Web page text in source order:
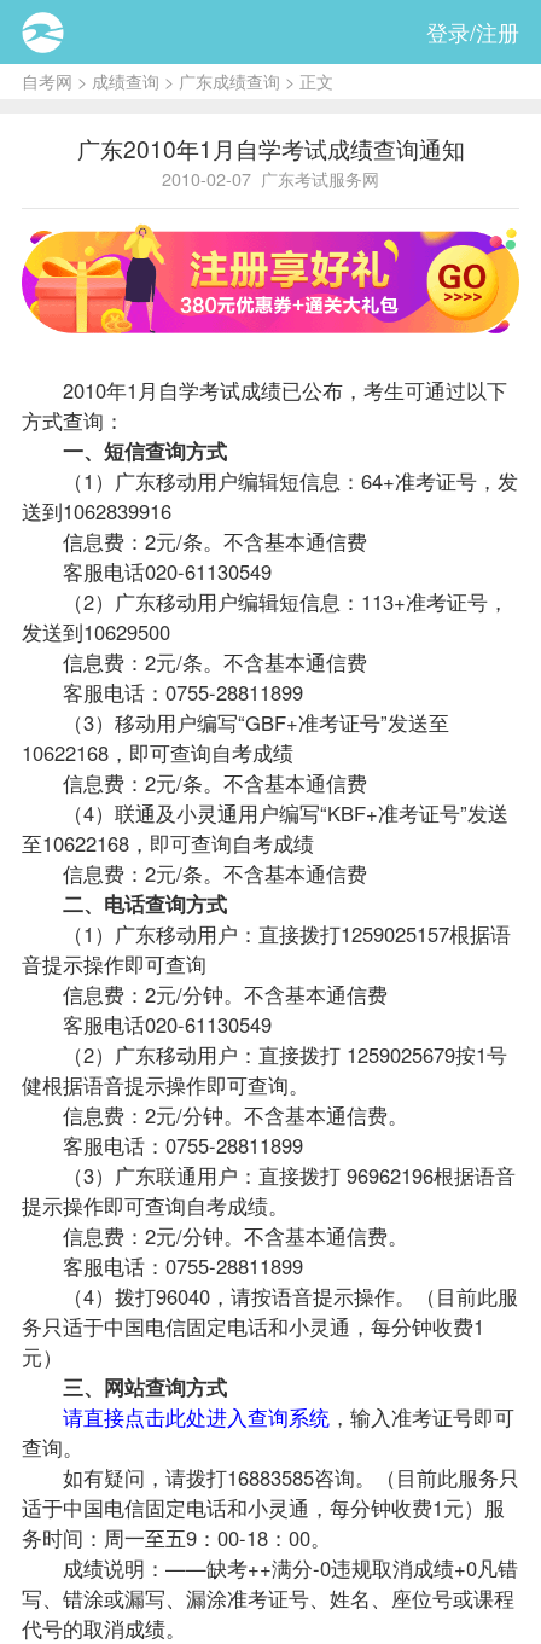
登录/注册
自考网 > 成绩查询 > 广东成绩查询 > 正文
广东2010年1月自学考试成绩查询通知
2010-02-07 广东考试服务网
2010年1月自学考试成绩已公布，考生可通过以下
方式查询：
一、短信查询方式
（1）广东移动用户编辑短信息：64+准考证号，发
送到1062839916
信息费：2元/条。不含基本通信费
客服电话020-61130549
（2）广东移动用户编辑短信息：113+准考证号，
发送到10629500
信息费：2元/条。不含基本通信费
客服电话：0755-28811899
（3）移动用户编写“GBF+准考证号”发送至
10622168，即可查询自考成绩
信息费：2元/条。不含基本通信费
（4）联通及小灵通用户编写“KBF+准考证号”发送
至10622168，即可查询自考成绩
信息费：2元/条。不含基本通信费
二、电话查询方式
（1）广东移动用户：直接拨打1259025157根据语
音提示操作即可查询
信息费：2元/分钟。不含基本通信费
客服电话020-61130549
（2）广东移动用户：直接拨打 1259025679按1号
健根据语音提示操作即可查询。
信息费：2元/分钟。不含基本通信费。
客服电话：0755-28811899
（3）广东联通用户：直接拨打 96962196根据语音
提示操作即可查询自考成绩。
信息费：2元/分钟。不含基本通信费。
客服电话：0755-28811899
（4）拨打96040，请按语音提示操作。（目前此服
务只适于中国电信固定电话和小灵通，每分钟收费1
元）
三、网站查询方式
请直接点击此处进入查询系统，输入准考证号即可
查询。
如有疑问，请拨打16883585咨询。（目前此服务只
适于中国电信固定电话和小灵通，每分钟收费1元）服
务时间：周一至五9：00-18：00。
成绩说明：——缺考++满分-0违规取消成绩+0凡错
写、错涂或漏写、漏涂准考证号、姓名、座位号或课程
代号的取消成绩。